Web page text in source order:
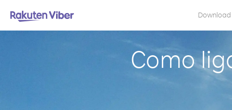
Download
Como